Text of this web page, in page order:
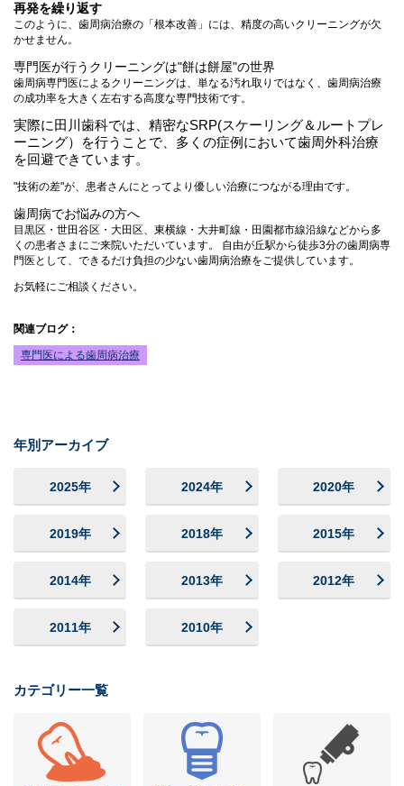
再発を繰り返す
このように、歯周病治療の「根本改善」には、精度の高いクリーニングが欠
かせません。
専門医が行うクリーニングは"餅は餅屋"の世界
歯周病専門医によるクリーニングは、単なる汚れ取りではなく、歯周病治療
の成功率を大きく左右する高度な専門技術です。
実際に田川歯科では、精密なSRP(スケーリング＆ルートプレ
ーニング）を行うことで、多くの症例において歯周外科治療
を回避できています。
"技術の差"が、患者さんにとってより優しい治療につながる理由です。
歯周病でお悩みの方へ
目黒区・世田谷区・大田区、東横線・大井町線・田園都市線沿線などから多
くの患者さまにご来院いただいています。 自由が丘駅から徒歩3分の歯周病専
門医として、できるだけ負担の少ない歯周病治療をご提供しています。
お気軽にご相談ください。
関連ブログ：
専門医による歯周病治療
年別アーカイブ
2025年 2024年 2020年
2019年 2018年 2015年
2014年 2013年 2012年
2011年 2010年
カテゴリー一覧